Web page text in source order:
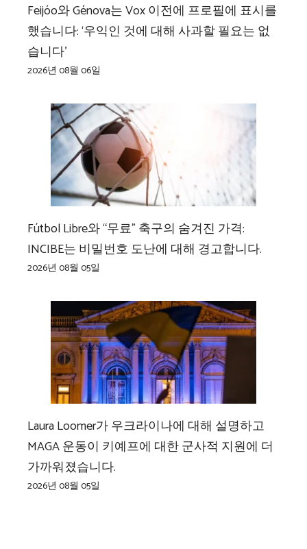
Feijóo와 Génova는 Vox 이전에 프로필에 표시를
했습니다: ‘우익인 것에 대해 사과할 필요는 없
습니다’
2026년 08월 06일
Fútbol Libre와 “무료” 축구의 숨겨진 가격:
INCIBE는 비밀번호 도난에 대해 경고합니다.
2026년 08월 05일
Laura Loomer가 우크라이나에 대해 설명하고
MAGA 운동이 키예프에 대한 군사적 지원에 더
가까워졌습니다.
2026년 08월 05일